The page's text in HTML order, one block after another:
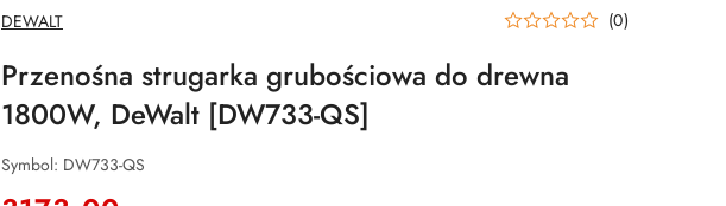
NAZWA
PRODUCENTA:
DEWALT (0)
Przenośna strugarka grubościowa do drewna
1800W, DeWalt [DW733-QS]
Symbol: DW733-QS